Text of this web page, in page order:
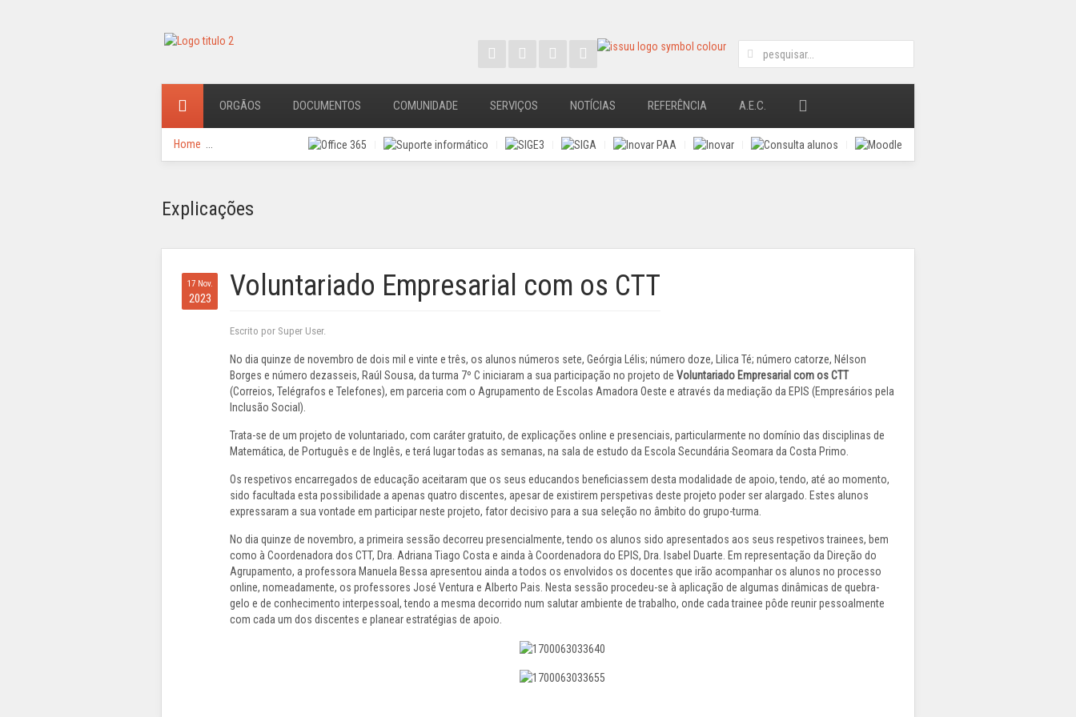
ORGÃOS DOCUMENTOS COMUNIDADE SERVIÇOS NOTÍCIAS REFERÊNCIA A.E.C.
Home
Explicações
17 Nov.
2023 Voluntariado Empresarial com os CTT
Escrito por Super User.
No dia quinze de novembro de dois mil e vinte e três, os alunos números sete, Geórgia Lélis; número doze, Lilica Té; número catorze, Nélson
Borges e número dezasseis, Raúl Sousa, da turma 7º C iniciaram a sua participação no projeto de Voluntariado Empresarial com os CTT
(Correios, Telégrafos e Telefones), em parceria com o Agrupamento de Escolas Amadora Oeste e através da mediação da EPIS (Empresários pela
Inclusão Social).
Trata-se de um projeto de voluntariado, com caráter gratuito, de explicações online e presenciais, particularmente no domínio das disciplinas de
Matemática, de Português e de Inglês, e terá lugar todas as semanas, na sala de estudo da Escola Secundária Seomara da Costa Primo.
Os respetivos encarregados de educação aceitaram que os seus educandos beneficiassem desta modalidade de apoio, tendo, até ao momento,
sido facultada esta possibilidade a apenas quatro discentes, apesar de existirem perspetivas deste projeto poder ser alargado. Estes alunos
expressaram a sua vontade em participar neste projeto, fator decisivo para a sua seleção no âmbito do grupo-turma.
No dia quinze de novembro, a primeira sessão decorreu presencialmente, tendo os alunos sido apresentados aos seus respetivos trainees, bem
como à Coordenadora dos CTT, Dra. Adriana Tiago Costa e ainda à Coordenadora do EPIS, Dra. Isabel Duarte. Em representação da Direção do
Agrupamento, a professora Manuela Bessa apresentou ainda a todos os envolvidos os docentes que irão acompanhar os alunos no processo
online, nomeadamente, os professores José Ventura e Alberto Pais. Nesta sessão procedeu-se à aplicação de algumas dinâmicas de quebra-
gelo e de conhecimento interpessoal, tendo a mesma decorrido num salutar ambiente de trabalho, onde cada trainee pôde reunir pessoalmente
com cada um dos discentes e planear estratégias de apoio.